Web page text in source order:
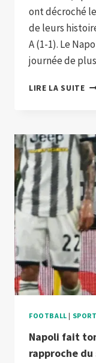
ont décroché
de leurs
A (1-1). Le
journée de
LIRE LA SUITE
LA
DE
FOOTBALL |
Napoli fait
rapproche